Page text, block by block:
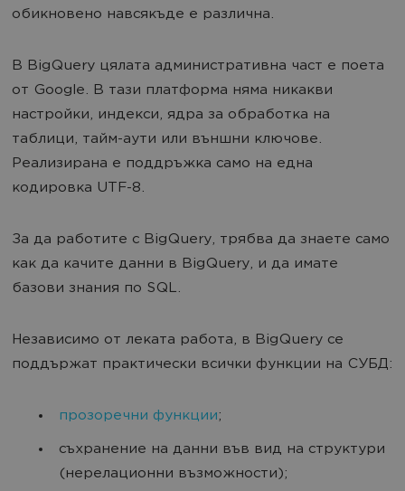
обикновено навсякъде е различна.
В BigQuery цялата административна част е поета
от Google. В тази платформа няма никакви
настройки, индекси, ядра за обработка на
таблици, тайм-аути или външни ключове.
Реализирана е поддръжка само на една
кодировка UTF-8.
За да работите с BigQuery, трябва да знаете само
как да качите данни в BigQuery, и да имате
базови знания по SQL.
Независимо от леката работа, в BigQuery се
поддържат практически всички функции на СУБД:
прозоречни функции;
съхранение на данни във вид на структури
(нерелационни възможности);